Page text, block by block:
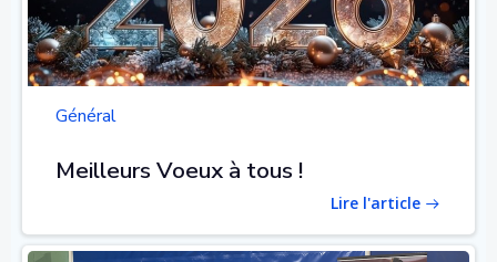
Général
Meilleurs Voeux à tous !
Lire l'article